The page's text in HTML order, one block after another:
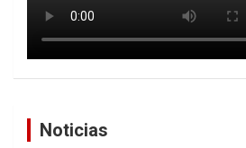
Noticias